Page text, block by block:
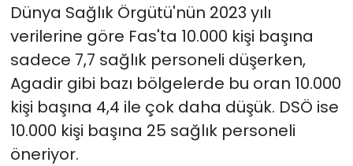
Dünya Sağlık Örgütü'nün 2023 yılı
verilerine göre Fas'ta 10.000 kişi başına
sadece 7,7 sağlık personeli düşerken,
Agadir gibi bazı bölgelerde bu oran 10.000
kişi başına 4,4 ile çok daha düşük. DSÖ ise
10.000 kişi başına 25 sağlık personeli
öneriyor.